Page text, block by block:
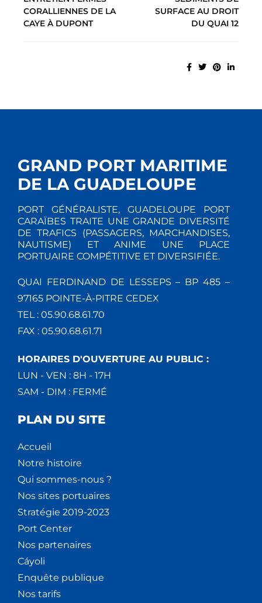
CORALLIENNES DE LA
CAYE À DUPONT
SURFACE AU DROIT
DU QUAI 12
GRAND PORT MARITIME
DE LA GUADELOUPE
PORT GÉNÉRALISTE, GUADELOUPE PORT
CARAÏBES TRAITE UNE GRANDE DIVERSITÉ
DE TRAFICS (PASSAGERS, MARCHANDISES,
NAUTISME) ET ANIME UNE PLACE
PORTUAIRE COMPÉTITIVE ET DIVERSIFIÉE.
QUAI FERDINAND DE LESSEPS – BP 485 –
97165 POINTE-À-PITRE CEDEX
TEL : 05.90.68.61.70
FAX : 05.90.68.61.71
HORAIRES D'OUVERTURE AU PUBLIC :
LUN - VEN : 8H - 17H
SAM - DIM : FERMÉ
PLAN DU SITE
Accueil
Notre histoire
Qui sommes-nous ?
Nos sites portuaires
Stratégie 2019-2023
Port Center
Nos partenaires
Cáyoli
Enquête publique
Nos tarifs